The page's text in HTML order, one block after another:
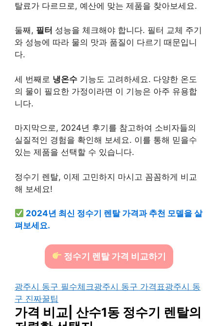
탈료가 다르므로, 예산에 맞는 제품을 찾아보세요.
둘째, 필터 성능을 체크해야 합니다. 필터 교체 주기
와 성능에 따라 물의 맛과 품질이 다르기 때문입니
다.
세 번째로 냉온수 기능도 고려하세요. 다양한 온도
의 물이 필요한 가정이라면 이 기능은 아주 유용합
니다.
마지막으로, 2024년 후기를 참고하여 소비자들의
실질적인 경험을 확인해 보세요. 이를 통해 믿을수
있는 제품을 선택할 수 있습니다.
정수기 렌탈, 이제 고민하지 마시고 꼼꼼하게 비교
해 보세요!
2024년 최신 정수기 렌탈 가격과 추천 모델을 살
펴보세요.
정수기 렌탈 가격 비교하기
광주시 동구 필수체크광주시 동구 가격표광주시 동
구 진짜꿀팁
가격 비교| 산수1동 정수기 렌탈의